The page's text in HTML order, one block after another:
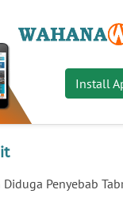
Install
Diduga Penyebab